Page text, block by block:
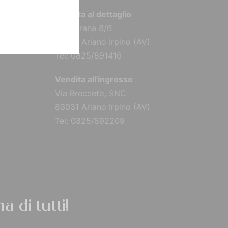
Vendita al dettaglio
Via Torana 8/B
83031 Ariano Irpino (AV)
Tel: 0825/891416
Vendita all'ingrosso
Via Brecceto, SNC
83031 Ariano Irpino (AV)
Tel: 0825/892209
di tutti!